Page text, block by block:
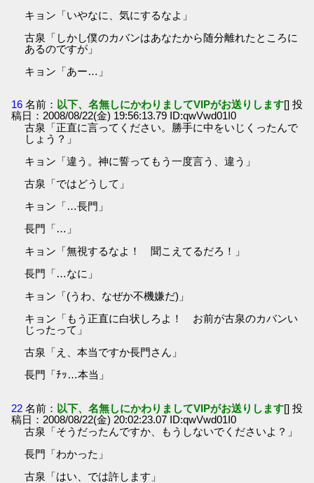
キョン「いやなに、気にするなよ」
古泉「しかし僕のカバンはあなたから随分離れたところに
あるのですが」
キョン「あー…」
16 名前： 以下、名無しにかわりましてVIPがお送りします[] 投
稿日：2008/08/22(金) 19:56:13.79 ID:qwVwd01I0
古泉「正直に言ってください。勝手に中をいじくったんで
しょう？」
キョン「違う。神に誓ってもう一度言う、違う」
古泉「ではどうして」
キョン「…長門」
長門「…」
キョン「無視するなよ！ 聞こえてるだろ！」
長門「…なに」
キョン「(うわ、なぜか不機嫌だ)」
キョン「もう正直に白状しろよ！ お前が古泉のカバンい
じったって」
古泉「え、本当ですか長門さん」
長門「ﾁｯ…本当」
22 名前： 以下、名無しにかわりましてVIPがお送りします[] 投
稿日：2008/08/22(金) 20:02:23.07 ID:qwVwd01I0
古泉「そうだったんですか、もうしないでくださいよ？」
長門「わかった」
古泉「はい、では許します」